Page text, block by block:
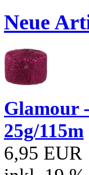
Neue
Glamour
25g/115m
6,95 EUR